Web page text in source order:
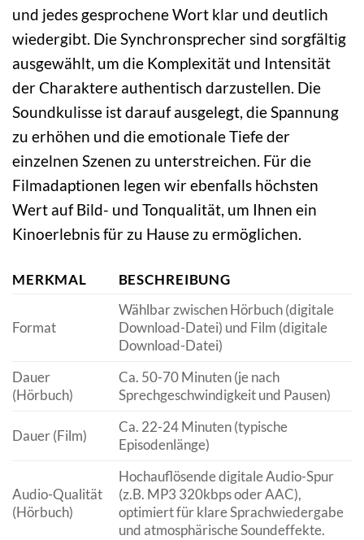
und jedes gesprochene Wort klar und deutlich
wiedergibt. Die Synchronsprecher sind sorgfältig
ausgewählt, um die Komplexität und Intensität
der Charaktere authentisch darzustellen. Die
Soundkulisse ist darauf ausgelegt, die Spannung
zu erhöhen und die emotionale Tiefe der
einzelnen Szenen zu unterstreichen. Für die
Filmadaptionen legen wir ebenfalls höchsten
Wert auf Bild- und Tonqualität, um Ihnen ein
Kinoerlebnis für zu Hause zu ermöglichen.
MERKMAL BESCHREIBUNG
Format
Wählbar zwischen Hörbuch (digitale
Download-Datei) und Film (digitale
Download-Datei)
Dauer
(Hörbuch)
Ca. 50-70 Minuten (je nach
Sprechgeschwindigkeit und Pausen)
Dauer (Film)
Ca. 22-24 Minuten (typische
Episodenlänge)
Audio-Qualität
(Hörbuch)
Hochauflösende digitale Audio-Spur
(z.B. MP3 320kbps oder AAC),
optimiert für klare Sprachwiedergabe
und atmosphärische Soundeffekte.